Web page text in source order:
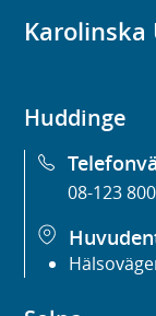
Huddinge
08-123